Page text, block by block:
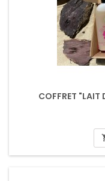
COFFRET "LAIT